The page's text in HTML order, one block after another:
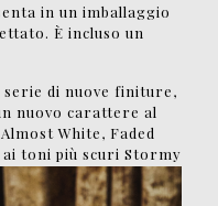
in un imballaggio
È incluso un
di nuove finiture,
nuovo carattere al
White, Faded
ai toni più scuri Stormy
Chrome Copper e
omaggio